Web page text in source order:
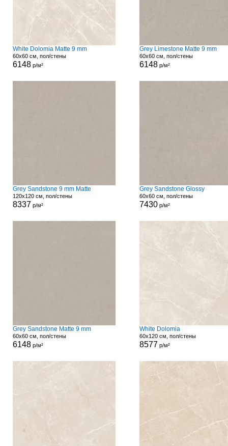
White Dolomia Matte 9 mm
60x60 см, пол/стены
6148 р/м²
Grey Limestone Matte 9 mm
60x60 см, пол/стены
6148 р/м²
Grey Sandstone 9 mm Matte
120x120 см, пол/стены
8337 р/м²
Grey Sandstone Glossy
60x60 см, пол/стены
7430 р/м²
Grey Sandstone Matte 9 mm
60x60 см, пол/стены
6148 р/м²
White Dolomia
60x120 см, пол/стены
8577 р/м²